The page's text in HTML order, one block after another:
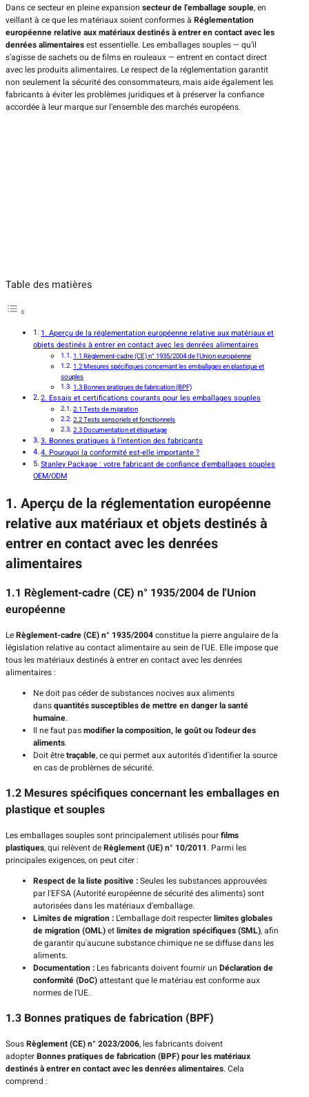
Dans ce secteur en pleine expansion secteur de l'emballage souple, en
veillant à ce que les matériaux soient conformes à Réglementation
européenne relative aux matériaux destinés à entrer en contact avec les
denrées alimentairesest essentielle. Les emballages souples — qu’il
s’agisse de sachets ou de films en rouleaux — entrent en contact direct
avec les produits alimentaires. Le respect de la réglementation garantit
non seulement la sécurité des consommateurs, mais aide également les
fabricants à éviter les problèmes juridiques et à préserver la confiance
accordée à leur marque sur l’ensemble des marchés européens.
Table des matières
1. Aperçu de la réglementation européenne relative aux matériaux et
objets destinés à entrer en contact avec les denrées alimentaires
1.1 Règlement-cadre (CE) n° 1935/2004 de l'Union européenne
1.2 Mesures spécifiques concernant les emballages en plastique et
souples
1.3 Bonnes pratiques de fabrication (BPF)
2. Essais et certifications courants pour les emballages souples
2.1 Tests de migration
2.2 Tests sensoriels et fonctionnels
2.3 Documentation et étiquetage
3. Bonnes pratiques à l'intention des fabricants
4. Pourquoi la conformité est-elle importante ?
Stanley Package : votre fabricant de confiance d'emballages souples
OEM/ODM
1. Aperçu de la réglementation européenne
relative aux matériaux et objets destinés à
entrer en contact avec les denrées
alimentaires
1.1 Règlement-cadre (CE) n° 1935/2004 de l'Union
européenne
LeRèglement-cadre (CE) n° 1935/2004constitue la pierre angulaire de la
législation relative au contact alimentaire au sein de l'UE. Elle impose que
tous les matériaux destinés à entrer en contact avec les denrées
alimentaires :
Ne doit pas céder de substances nocives aux aliments
dansquantités susceptibles de mettre en danger la santé
humaine.
Il ne faut pasmodifier la composition, le goût ou l'odeur des
aliments.
Doit êtretraçable, ce qui permet aux autorités d'identifier la source
en cas de problèmes de sécurité.
1.2 Mesures spécifiques concernant les emballages en
plastique et souples
Les emballages souples sont principalement utilisés pourfilms
plastiques, qui relèvent deRèglement (UE) n° 10/2011. Parmi les
principales exigences, on peut citer :
Respect de la liste positive :Seules les substances approuvées
par l'EFSA (Autorité européenne de sécurité des aliments) sont
autorisées dans les matériaux d'emballage.
Limites de migration : L'emballage doit respecterlimites globales
de migration (OML)etlimites de migration spécifiques (SML), afin
de garantir qu'aucune substance chimique ne se diffuse dans les
aliments.
Documentation : Les fabricants doivent fournir un Déclaration de
conformité (DoC)attestant que le matériau est conforme aux
normes de l'UE.
1.3 Bonnes pratiques de fabrication (BPF)
SousRèglement (CE) n° 2023/2006, les fabricants doivent
adopterBonnes pratiques de fabrication (BPF) pour les matériaux
destinés à entrer en contact avec les denrées alimentaires. Cela
comprend :